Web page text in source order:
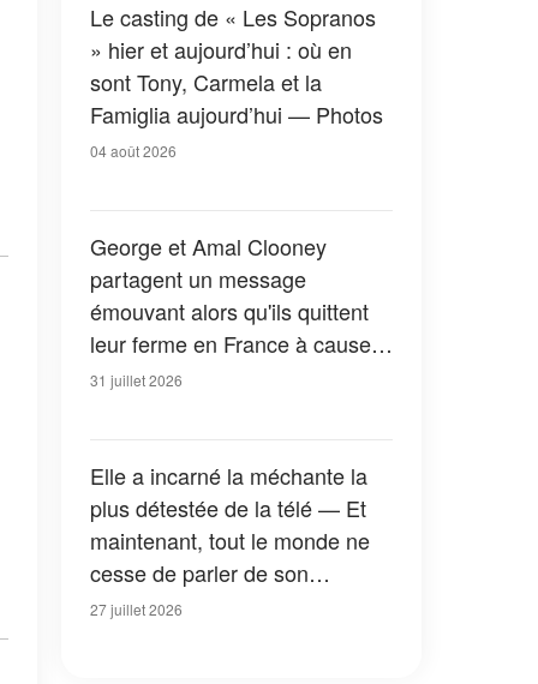
Le casting de « Les Sopranos
» hier et aujourd’hui : où en
sont Tony, Carmela et la
Famiglia aujourd’hui — Photos
04 août 2026
George et Amal Clooney
partagent un message
émouvant alors qu'ils quittent
leur ferme en France à cause
des feux de forêt — Tous les
31 juillet 2026
Elle a incarné la méchante la
plus détestée de la télé — Et
maintenant, tout le monde ne
cesse de parler de son
apparition dans la nouvelle
27 juillet 2026